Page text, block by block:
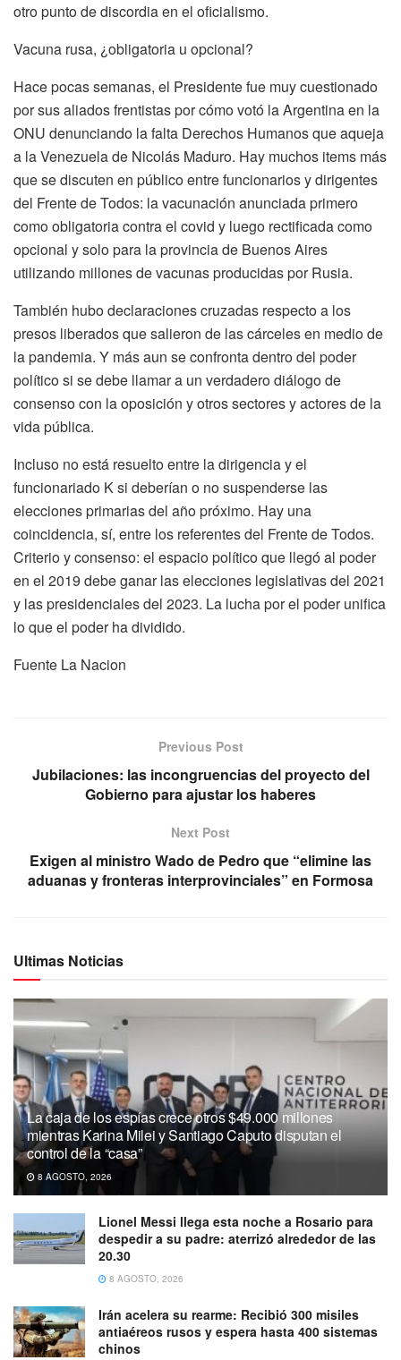
otro punto de discordia en el oficialismo.
Vacuna rusa, ¿obligatoria u opcional?
Hace pocas semanas, el Presidente fue muy cuestionado
por sus aliados frentistas por cómo votó la Argentina en la
ONU denunciando la falta Derechos Humanos que aqueja
a la Venezuela de Nicolás Maduro. Hay muchos items más
que se discuten en público entre funcionarios y dirigentes
del Frente de Todos: la vacunación anunciada primero
como obligatoria contra el covid y luego rectificada como
opcional y solo para la provincia de Buenos Aires
utilizando millones de vacunas producidas por Rusia.
También hubo declaraciones cruzadas respecto a los
presos liberados que salieron de las cárceles en medio de
la pandemia. Y más aun se confronta dentro del poder
político si se debe llamar a un verdadero diálogo de
consenso con la oposición y otros sectores y actores de la
vida pública.
Incluso no está resuelto entre la dirigencia y el
funcionariado K si deberían o no suspenderse las
elecciones primarias del año próximo. Hay una
coincidencia, sí, entre los referentes del Frente de Todos.
Criterio y consenso: el espacio político que llegó al poder
en el 2019 debe ganar las elecciones legislativas del 2021
y las presidenciales del 2023. La lucha por el poder unifica
lo que el poder ha dividido.
Fuente La Nacion
Previous Post
Jubilaciones: las incongruencias del proyecto del
Gobierno para ajustar los haberes
Next Post
Exigen al ministro Wado de Pedro que “elimine las
aduanas y fronteras interprovinciales” en Formosa
Ultimas Noticias
La caja de los espías crece otros $49.000 millones
mientras Karina Milei y Santiago Caputo disputan el
control de la “casa”
8 AGOSTO, 2026
Lionel Messi llega esta noche a Rosario para
despedir a su padre: aterrizó alrededor de las
20.30
8 AGOSTO, 2026
Irán acelera su rearme: Recibió 300 misiles
antiaéreos rusos y espera hasta 400 sistemas
chinos